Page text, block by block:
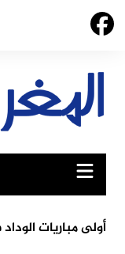
Skip
أولى مباريات